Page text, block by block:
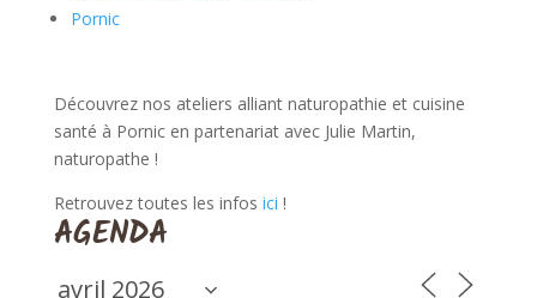
Pornic
Découvrez nos ateliers alliant naturopathie et cuisine
santé à Pornic en partenariat avec Julie Martin,
naturopathe !
Retrouvez toutes les infos ici !
AGENDA